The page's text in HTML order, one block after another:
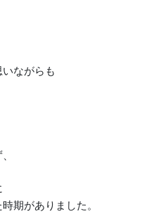
いながらも
期がありました。